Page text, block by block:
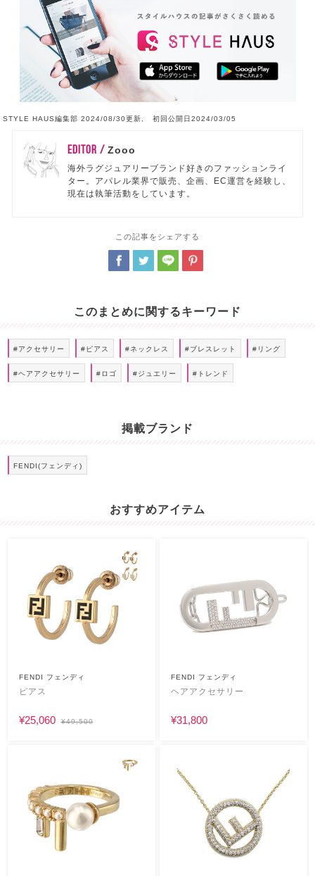
STYLE HAUS編集部 2024/08/30更新, 初回公開日2024/03/05
EDITOR /Zooo
海外ラグジュアリーブランド好きのファッションライ
ター。アパレル業界で販売、企画、EC運営を経験し、
現在は執筆活動をしています。
この記事をシェアする
このまとめに関するキーワード
#アクセサリー #ピアス #ネックレス #ブレスレット #リング
#ヘアアクセサリー #ロゴ #ジュエリー #トレンド
掲載ブランド
FENDI(フェンディ)
おすすめアイテム
FENDI フェンディ
ピアス
¥25,060 ¥49,500
FENDI フェンディ
ヘアアクセサリー
¥31,800